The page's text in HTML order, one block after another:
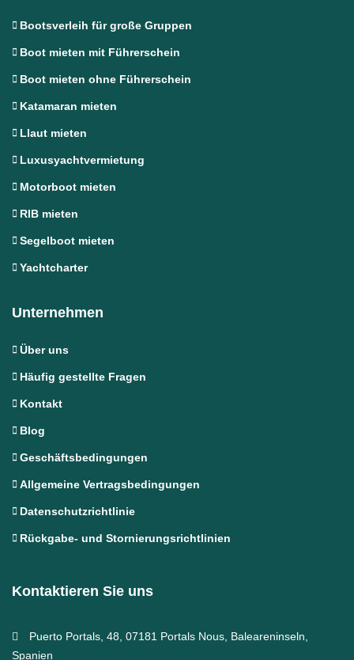
Bootsverleih für große Gruppen
Boot mieten mit Führerschein
Boot mieten ohne Führerschein
Katamaran mieten
Llaut mieten
Luxusyachtvermietung
Motorboot mieten
RIB mieten
Segelboot mieten
Yachtcharter
Unternehmen
Über uns
Häufig gestellte Fragen
Kontakt
Blog
Geschäftsbedingungen
Allgemeine Vertragsbedingungen
Datenschutzrichtlinie
Rückgabe- und Stornierungsrichtlinien
Kontaktieren Sie uns
Puerto Portals, 48, 07181 Portals Nous, Baleareninseln,
Spanien